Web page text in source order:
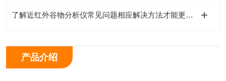
了解近红外谷物分析仪常见问题相应解决方法才能更好的使用它
产品介绍